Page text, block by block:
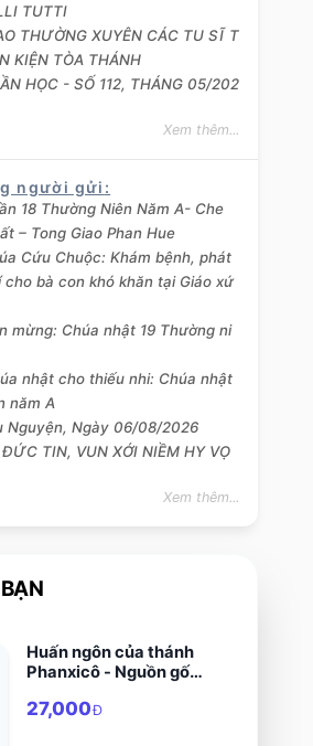
TUTTI
THƯỜNG XUYÊN CÁC TU SĨ T
KIỆN TÒA THÁNH
HỌC - SỐ 112, THÁNG 05/202
Xem thêm...
người gửi :
18 Thường Niên Năm A- Che
– Tong Giao Phan Hue
Cứu Chuộc: Khám bệnh, phát
cho bà con khó khăn tại Giáo xứ
mừng: Chúa nhật 19 Thường ni
nhật cho thiếu nhi: Chúa nhật
năm A
Nguyện, Ngày 06/08/2026
ĐỨC TIN, VUN XỚI NIỀM HY VỌ
Xem thêm...
Huấn ngôn của thánh
Phanxicô - Nguồn gốc
27,000Đ